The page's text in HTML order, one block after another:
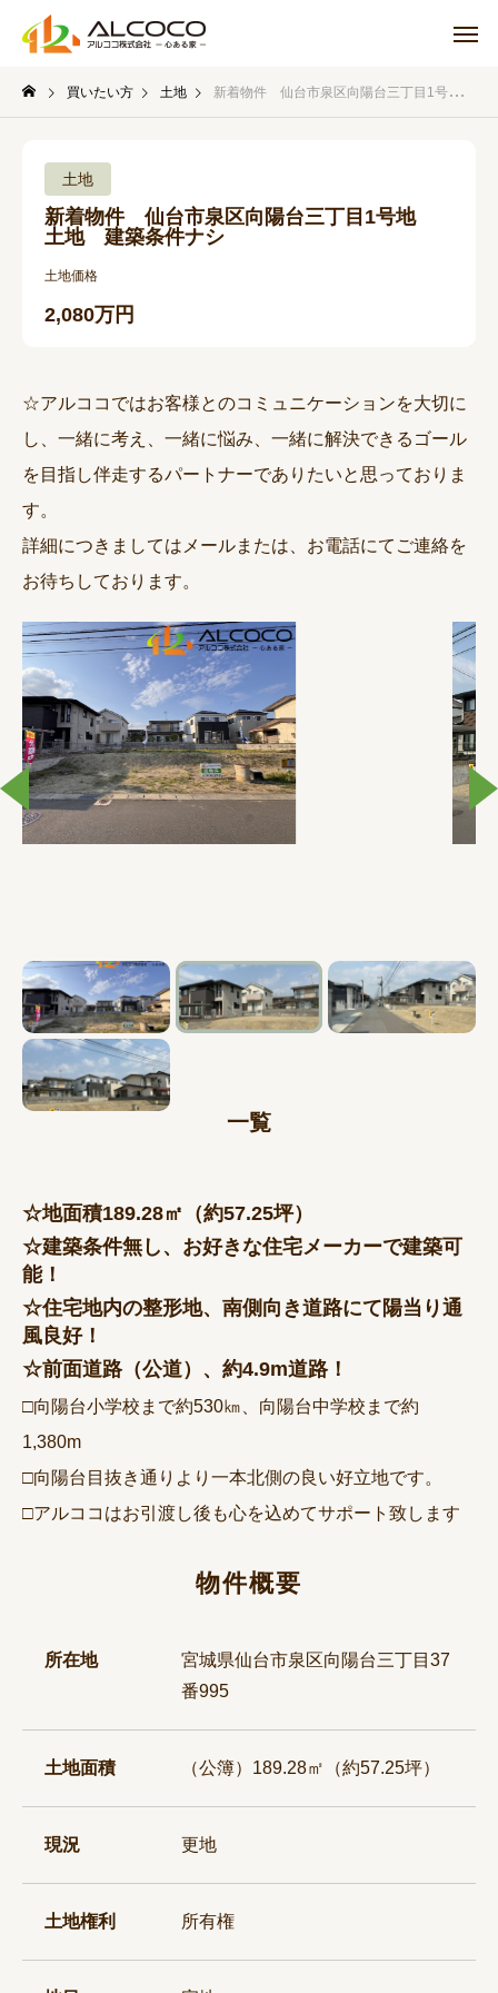
買いたい方 土地 新着物件 仙台市泉区向陽台三丁目1号地 土地 建築条件ナシ
土地
新着物件 仙台市泉区向陽台三丁目1号地
土地 建築条件ナシ
土地価格
2,080万円
☆地面積189.28㎡（約57.25坪）
☆建築条件無し、お好きな住宅メーカーで建築可
能！
☆住宅地内の整形地、南側向き道路にて陽当り通
風良好！
☆前面道路（公道）、約4.9m道路！
□向陽台小学校まで約530㎞、向陽台中学校まで約
1,380m
□向陽台目抜き通りより一本北側の良い好立地です。
□アルココはお引渡し後も心を込めてサポート致します
物件概要
所在地
宮城県仙台市泉区向陽台三丁目37
番995
土地面積 （公簿）189.28㎡（約57.25坪）
現況 更地
土地権利 所有権
一覧
>
☆アルココではお客様とのコミュニケーションを大切に
し、一緒に考え、一緒に悩み、一緒に解決できるゴール
を目指し伴走するパートナーでありたいと思っておりま
す。
詳細につきましてはメールまたは、お電話にてご連絡を
お待ちしております。